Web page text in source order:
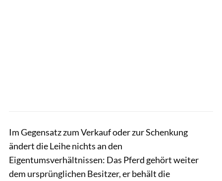
Im Gegensatz zum Verkauf oder zur Schenkung
ändert die ­Leihe nichts an den
Eigentumsverhältnissen: Das Pferd gehört weiter
dem ursprünglichen Besitzer, er behält die